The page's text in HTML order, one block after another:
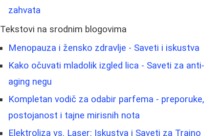
zahvata
Tekstovi na srodnim blogovima
Menopauza i žensko zdravlje - Saveti i iskustva
Kako očuvati mladolik izgled lica - Saveti za anti-
aging negu
Kompletan vodič za odabir parfema - preporuke,
postojanost i tajne mirisnih nota
Elektroliza vs. Laser: Iskustva i Saveti za Trajno